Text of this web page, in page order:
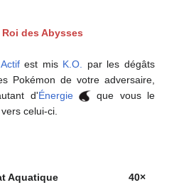
Roi des Abysses
est mis K.O.
par les dégâts
Pokémon de votre adversaire,
d'Énergie
que vous le
celui-ci.
Aquatique 40×